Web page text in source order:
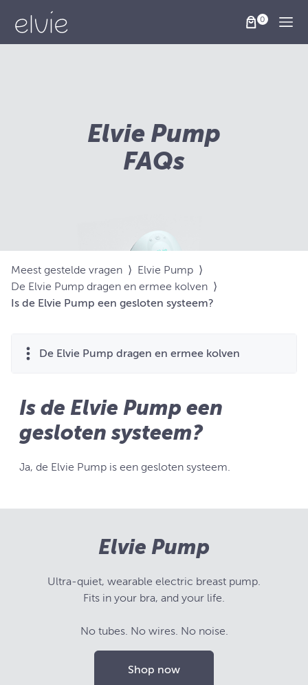
Elvie Pump
FAQs
Meest gestelde vragen ⟩ Elvie Pump ⟩
De Elvie Pump dragen en ermee kolven ⟩
Is de Elvie Pump een gesloten systeem?
De Elvie Pump dragen en ermee kolven
Is de Elvie Pump een
gesloten systeem?
Ja, de Elvie Pump is een gesloten systeem.
Elvie Pump
Ultra-quiet, wearable electric breast pump.
Fits in your bra, and your life.
No tubes. No wires. No noise.
Shop now